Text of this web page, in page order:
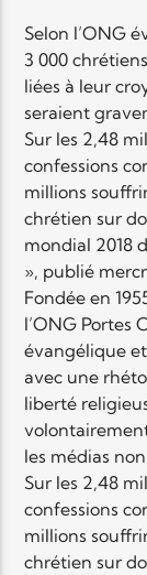
TITRE
ARTISTE
Selon l’ONG
3 000
liées à leur
seraient
Sur les 2,48
confessions
millions
chrétien sur
mondial 2018
», publié
Fondée en
l’ONG Portes
évangélique
avec une
liberté
les médias
Sur les 2,48
confessions
millions
chrétien sur